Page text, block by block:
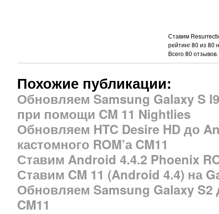
Ставим
рейтинг80 из 80
Всего80 отзывов.
Похожие публикации:
Обновляем Samsung Galaxy S
при помощи CM 11 Nightlies
Обновляем HTC Desire HD до
кастомного ROM’а CM11
Ставим Android 4.4.2 Phoenix
Ставим CM 11 (Android 4.4) на
Обновляем Samsung Galaxy S2
CM11